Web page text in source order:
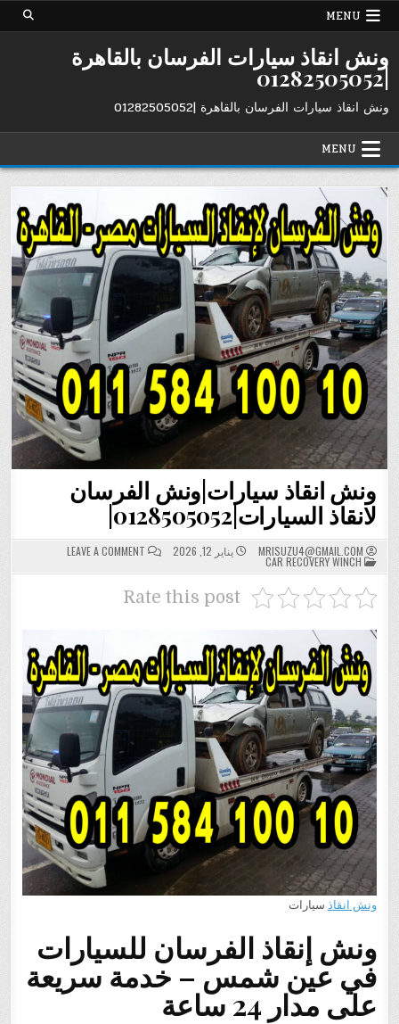
Skip
MENU
ونش انقاذ سيارات الفرسان بالقاهرة
|01282505052
ونش انقاذ سيارات الفرسان بالقاهرة |01282505052
MENU
ونش انقاذ سيارات|ونش الفرسان
لانقاذ السيارات|0128505052|
MRISUZU4@GMAIL.COM يناير 12, 2026 LEAVE A COMMENT
ON
ونش
انقاذ
POSTED
IN
CAR RECOVERY WINCH
Rate this post
ونش انقاذ سيارات
ونش إنقاذ الفرسان للسيارات
في عين شمس – خدمة سريعة
على مدار 24 ساعة